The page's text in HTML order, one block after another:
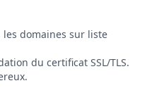
domaines sur liste
du certificat SSL/TLS.